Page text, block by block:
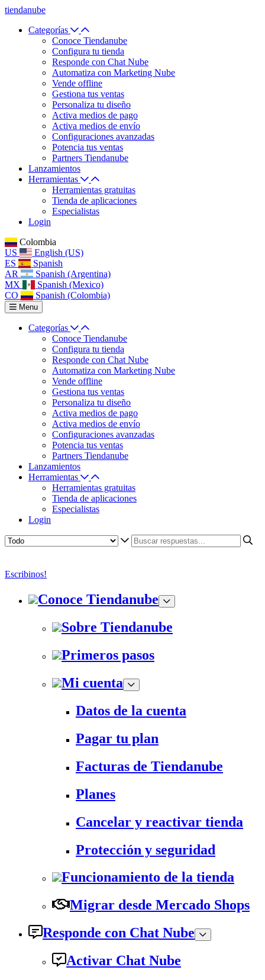
tiendanube
Categorías
Conoce Tiendanube
Configura tu tienda
Responde con Chat Nube
Automatiza con Marketing Nube
Vende offline
Gestiona tus ventas
Personaliza tu diseño
Activa medios de pago
Activa medios de envío
Configuraciones avanzadas
Potencia tus ventas
Partners Tiendanube
Lanzamientos
Herramientas
Herramientas gratuitas
Tienda de aplicaciones
Especialistas
Login
Colombia
US
English (US)
ES
Spanish
AR
Spanish (Argentina)
MX
Spanish (Mexico)
CO
Spanish (Colombia)
Menu
Categorías
Conoce Tiendanube
Configura tu tienda
Responde con Chat Nube
Automatiza con Marketing Nube
Vende offline
Gestiona tus ventas
Personaliza tu diseño
Activa medios de pago
Activa medios de envío
Configuraciones avanzadas
Potencia tus ventas
Partners Tiendanube
Lanzamientos
Herramientas
Herramientas gratuitas
Tienda de aplicaciones
Especialistas
Login
Escribinos!
Conoce Tiendanube
Sobre Tiendanube
Primeros pasos
Mi cuenta
Datos de la cuenta
Pagar tu plan
Facturas de Tiendanube
Planes
Cancelar y reactivar tienda
Protección y seguridad
Funcionamiento de la tienda
Migrar desde Mercado Shops
Responde con Chat Nube
Activar Chat Nube